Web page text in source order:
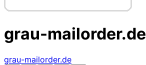
grau-mailorder.de
grau-mailorder.de